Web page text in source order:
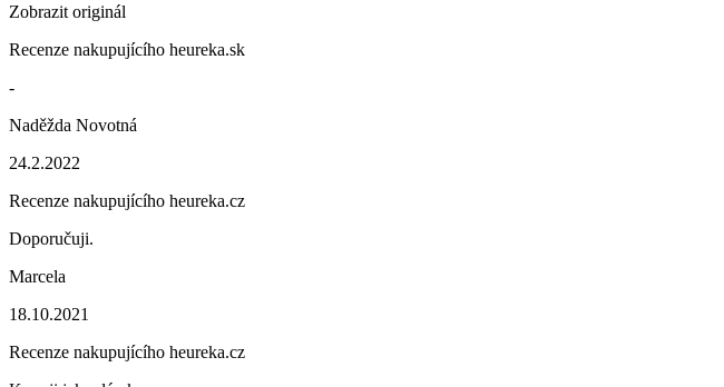
Zobrazit originál
Recenze nakupujícího heureka.sk
-
Naděžda Novotná
24.2.2022
Recenze nakupujícího heureka.cz
Doporučuji.
Marcela
18.10.2021
Recenze nakupujícího heureka.cz